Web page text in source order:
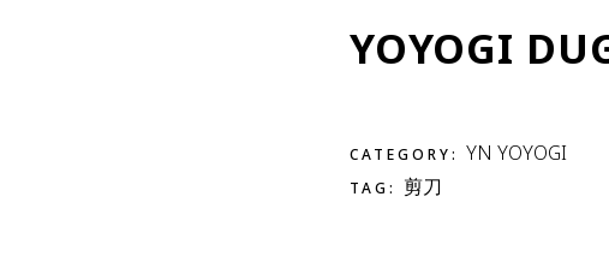
YOYOGI
CATEGORY: YN YOYOGI
TAG: 剪刀